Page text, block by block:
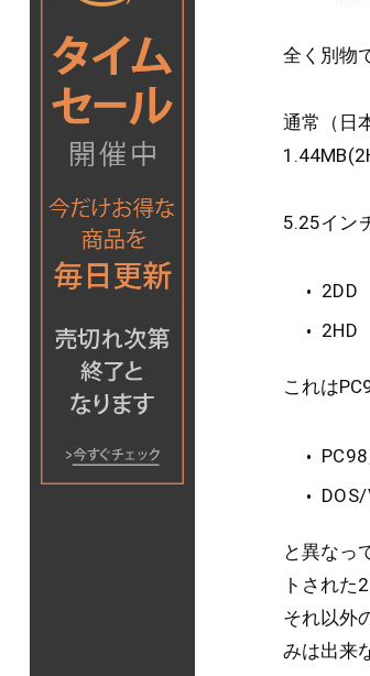
全く別物
通常（日
5.25イン
2DD
2HD
これは
と異なっ
トされた
それ以外
みは出来